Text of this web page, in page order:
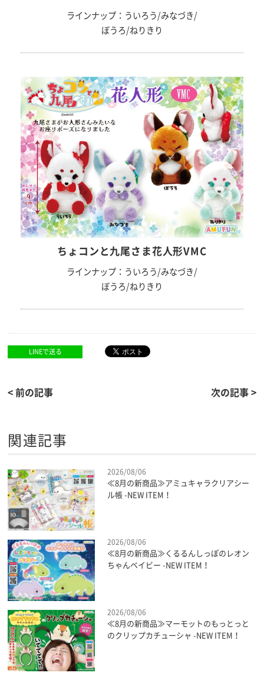
ラインナップ：ういろう/みなづき/
ぼうろ/ねりきり
ちょコンと九尾さま花人形VMC
ラインナップ：ういろう/みなづき/
ぼうろ/ねりきり
LINEで送る
< 前の記事 次の記事 >
関連記事
2026/08/06
≪8月の新商品≫アミュキャラクリアシー
ル帳 -NEW ITEM！
2026/08/06
≪8月の新商品≫くるるんしっぽのレオン
ちゃんベイビー -NEW ITEM！
2026/08/06
≪8月の新商品≫マーモットのもっとっと
のクリップカチューシャ -NEW ITEM！